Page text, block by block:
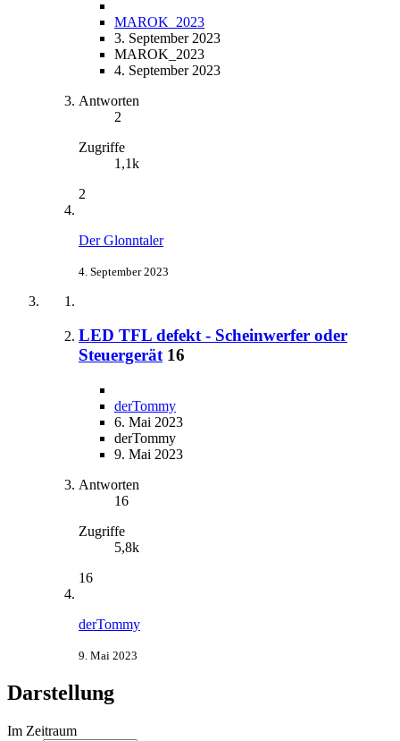
MAROK_2023
3. September 2023
MAROK_2023
4. September 2023
Antworten
2
Zugriffe
1,1k
2
Der Glonntaler
4. September 2023
LED TFL defekt - Scheinwerfer oder
Steuergerät 16
derTommy
6. Mai 2023
derTommy
9. Mai 2023
Antworten
16
Zugriffe
5,8k
16
derTommy
9. Mai 2023
Darstellung
Im Zeitraum